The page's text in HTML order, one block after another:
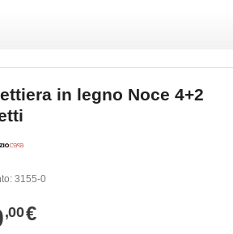
in legno Noce 4+2
3155-0
,00€